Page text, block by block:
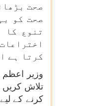
صحت
صحت کو
تنوع کا
کرتا ہے
وزیر اعظم
تلاش کریں
کرنے کے